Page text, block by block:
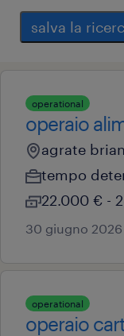
salva la
operational
operaio
agrate
tempo
22.000 € -
30 giugno 2026
operational
operaio